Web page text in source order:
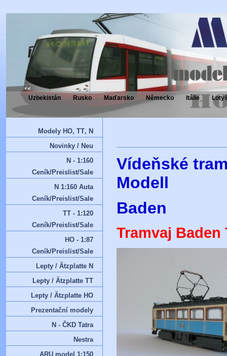
Itálie
Německo
Maďarsko
Rusko
Uzbekistán
Vídeňské
Modell
Baden
Tramvaj Baden
Modely HO‚ TT‚ N
Novinky / Neu
N - 1:160
Ceník/Preislist/Sale
N 1:160 Auta
Ceník/Preislist/Sale
TT - 1:120
Ceník/Preislist/Sale
HO - 1:87
Ceník/Preislist/Sale
Lepty / Ätzplatte N
Lepty / Ätzplatte TT
Lepty / Ätzplatte HO
Prezentační modely
N - ČKD Tatra
Nestra
ARU model 1:150